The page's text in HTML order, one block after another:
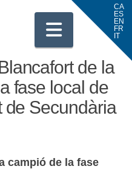
de la
fase local de
de Secundària
campió de la fase